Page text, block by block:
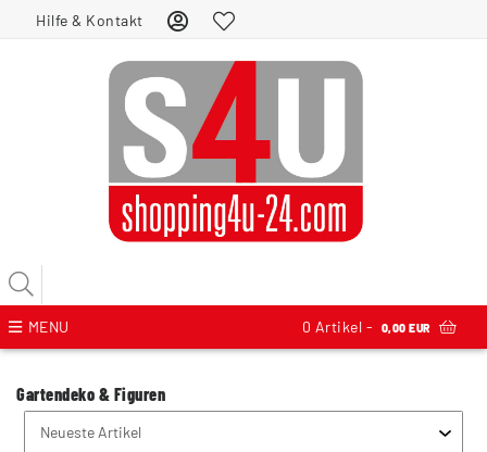
Hilfe & Kontakt
MENU 0 Artikel - 0,00 EUR
Gartendeko & Figuren